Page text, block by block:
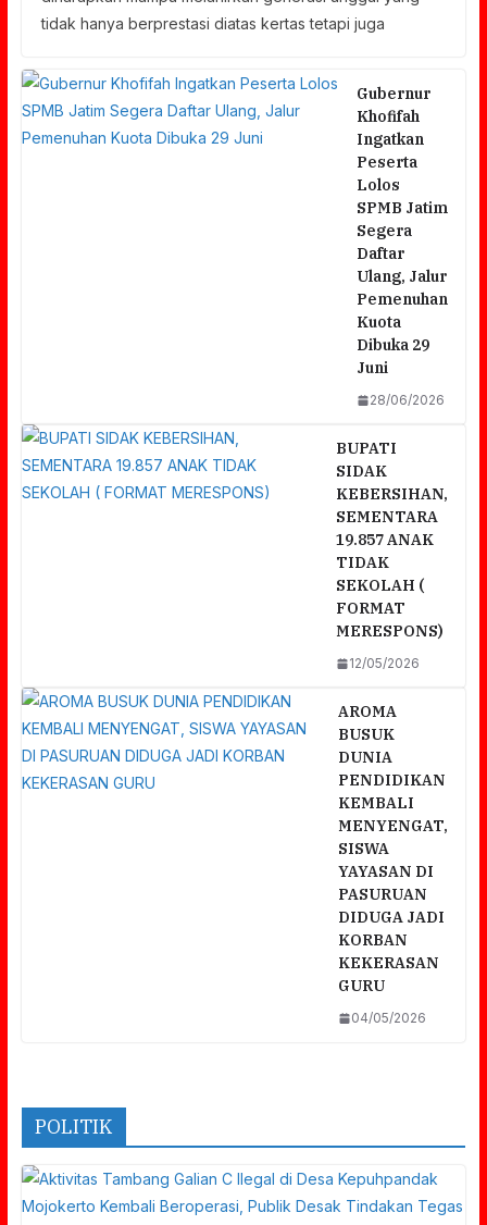
tidak hanya berprestasi diatas kertas tetapi juga
Gubernur
Khofifah
Ingatkan
Peserta
Lolos
SPMB Jatim
Segera
Daftar
Ulang, Jalur
Pemenuhan
Kuota
Dibuka 29
Juni
28/06/2026
BUPATI
SIDAK
KEBERSIHAN,
SEMENTARA
19.857 ANAK
TIDAK
SEKOLAH (
FORMAT
MERESPONS)
12/05/2026
AROMA
BUSUK
DUNIA
PENDIDIKAN
KEMBALI
MENYENGAT,
SISWA
YAYASAN DI
PASURUAN
DIDUGA JADI
KORBAN
KEKERASAN
GURU
04/05/2026
POLITIK